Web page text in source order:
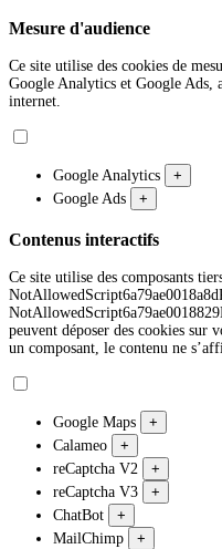
Mesure d'audience
Ce site utilise des cookies de
Google Analytics et Google Ads,
internet.
Google Analytics
+
Google Ads
+
Contenus interactifs
Ce site utilise des composants
peuvent déposer des cookies sur
un composant, le contenu ne
Google Maps
+
Calameo
+
reCaptcha V2
+
reCaptcha V3
+
ChatBot
+
MailChimp
+